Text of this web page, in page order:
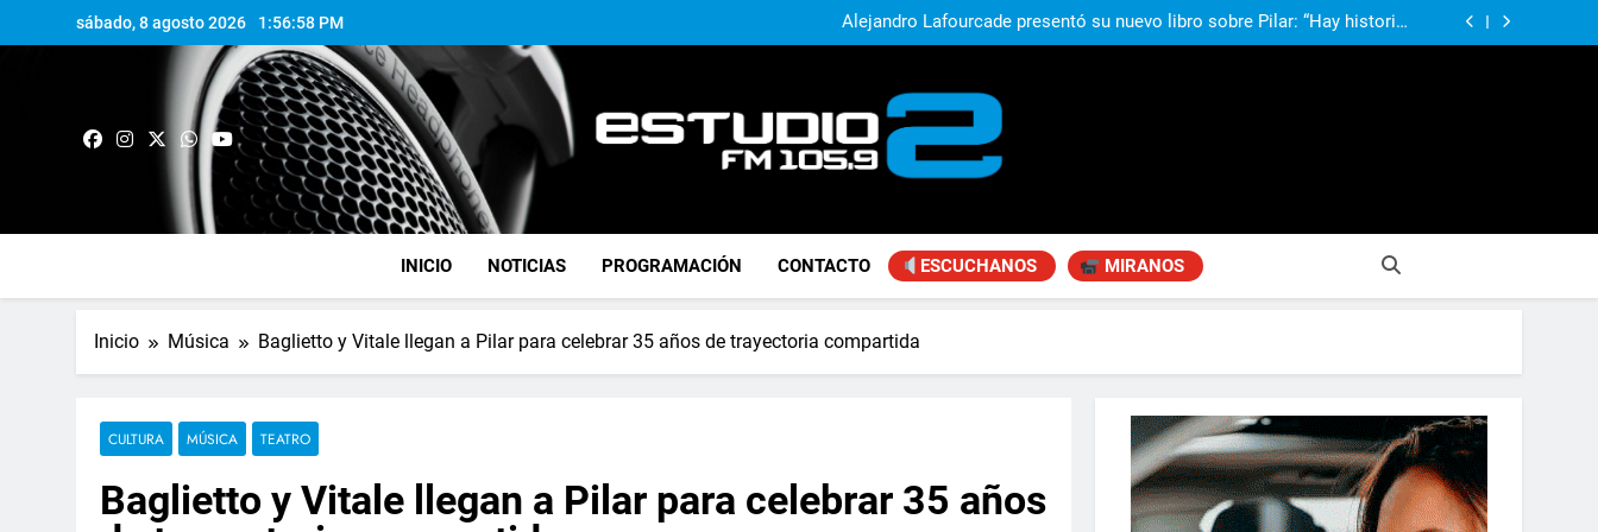
sábado, 8 agosto 2026 1:56:59 PM
que, si nadie las plasma, se pierden para siempre”
Achával, primero en imagen positiva entre jefes comunales del GBA
Fabiana Cantilo presenta ‘Flor de Loto’
Achával, primero en imagen positiva entre jefes comunales del GBA
FM Estudio 2
INICIO NOTICIAS PROGRAMACIÓN CONTACTO ESCUCHANOS MIRANOS
Inicio Música Baglietto y Vitale llegan a Pilar para celebrar 35 años de trayectoria compartida
CULTURA MÚSICA TEATRO
Baglietto y Vitale llegan a Pilar para celebrar 35 años